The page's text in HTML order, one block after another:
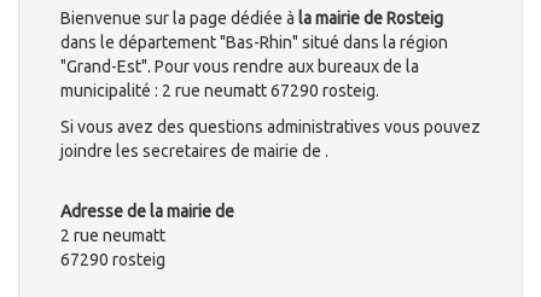
Bienvenue sur la page dédiée à la mairie de Rosteig
dans le département "Bas-Rhin" situé dans la région
"Grand-Est". Pour vous rendre aux bureaux de la
municipalité : 2 rue neumatt 67290 rosteig.
Si vous avez des questions administratives vous pouvez
joindre les secretaires de mairie de .
Adresse de la mairie de
2 rue neumatt
67290 rosteig